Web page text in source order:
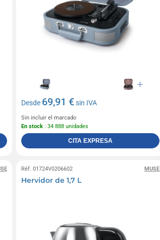
Desde 69,91 €sin IVA
Sin incluir el marcado
En stock: 34 888 unidades
CITA EXPRESA
MUSE
Réf. 01724V0206602
Hervidor de 1,7 L